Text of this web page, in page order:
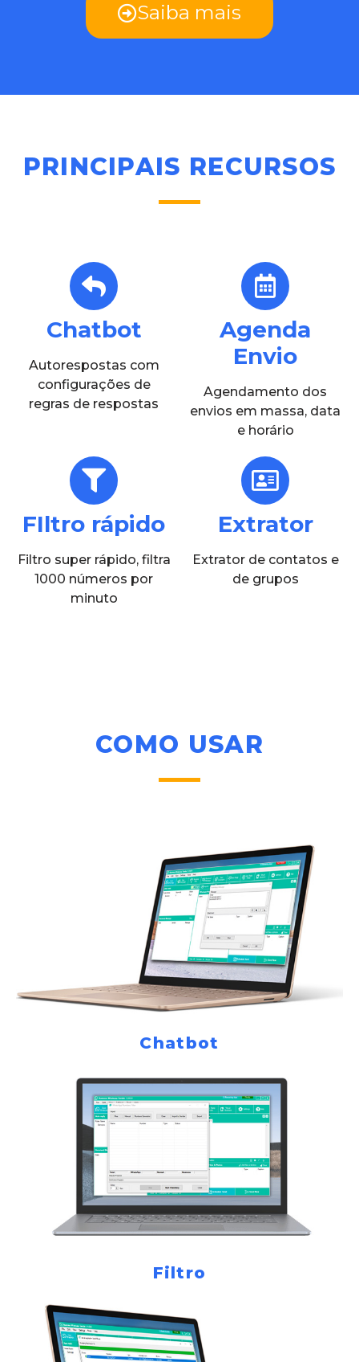
Saiba mais
PRINCIPAIS RECURSOS
Chatbot
Autorespostas com
configurações de
regras de respostas
Agenda
Envio
Agendamento dos
envios em massa, data
e horário
FIltro rápido
Filtro super rápido, filtra
1000 números por
minuto
Extrator
Extrator de contatos e
de grupos
COMO USAR
Chatbot
Filtro